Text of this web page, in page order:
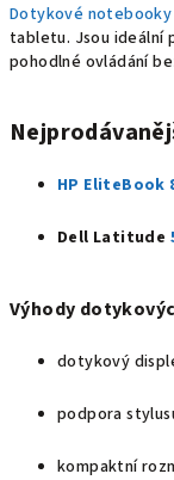
Dotykové notebooky
tabletu. Jsou ideální
pohodlné ovládání
HP EliteBook
Dell Latitude
Výhody
dotykový
podpora
kompaktní